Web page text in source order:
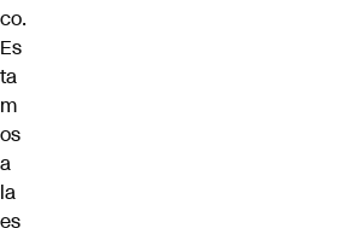
co.
Es
ta
m
os
a
la
es